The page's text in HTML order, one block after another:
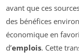
avant que ces
des bénéfices
économique en
d’emplois. Cette